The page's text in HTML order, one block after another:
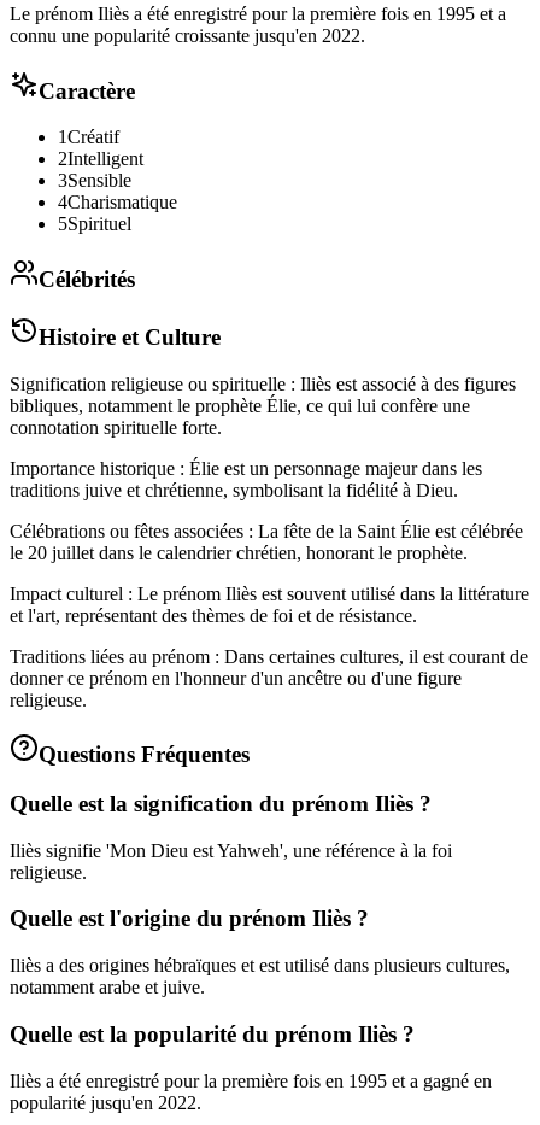
Le prénom Iliès a été enregistré pour la première fois en 1995 et a
connu une popularité croissante jusqu'en 2022.
Caractère
1Créatif
2Intelligent
3Sensible
4Charismatique
5Spirituel
Célébrités
Histoire et Culture
Signification religieuse ou spirituelle : Iliès est associé à des figures
bibliques, notamment le prophète Élie, ce qui lui confère une
connotation spirituelle forte.
Importance historique : Élie est un personnage majeur dans les
traditions juive et chrétienne, symbolisant la fidélité à Dieu.
Célébrations ou fêtes associées : La fête de la Saint Élie est célébrée
le 20 juillet dans le calendrier chrétien, honorant le prophète.
Impact culturel : Le prénom Iliès est souvent utilisé dans la littérature
et l'art, représentant des thèmes de foi et de résistance.
Traditions liées au prénom : Dans certaines cultures, il est courant de
donner ce prénom en l'honneur d'un ancêtre ou d'une figure
religieuse.
Questions Fréquentes
Quelle est la signification du prénom Iliès ?
Iliès signifie 'Mon Dieu est Yahweh', une référence à la foi
religieuse.
Quelle est l'origine du prénom Iliès ?
Iliès a des origines hébraïques et est utilisé dans plusieurs cultures,
notamment arabe et juive.
Quelle est la popularité du prénom Iliès ?
Iliès a été enregistré pour la première fois en 1995 et a gagné en
popularité jusqu'en 2022.